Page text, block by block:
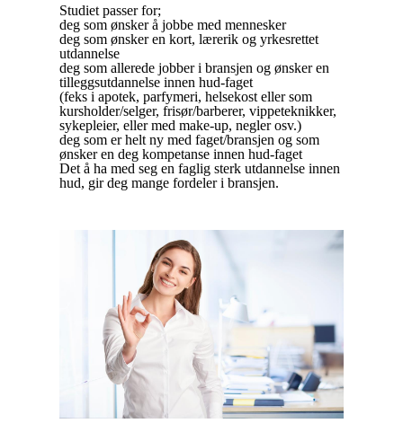
Studiet passer for;
deg som ønsker å jobbe med mennesker
deg som ønsker en kort, lærerik og yrkesrettet
utdannelse
deg som allerede jobber i bransjen og ønsker en
tilleggsutdannelse innen hud-faget
(feks i apotek, parfymeri, helsekost eller som
kursholder/selger, frisør/barberer, vippeteknikker,
sykepleier, eller med make-up, negler osv.)
deg som er helt ny med faget/bransjen og som
ønsker en deg kompetanse innen hud-faget
Det å ha med seg en faglig sterk utdannelse innen
hud, gir deg mange fordeler i bransjen.